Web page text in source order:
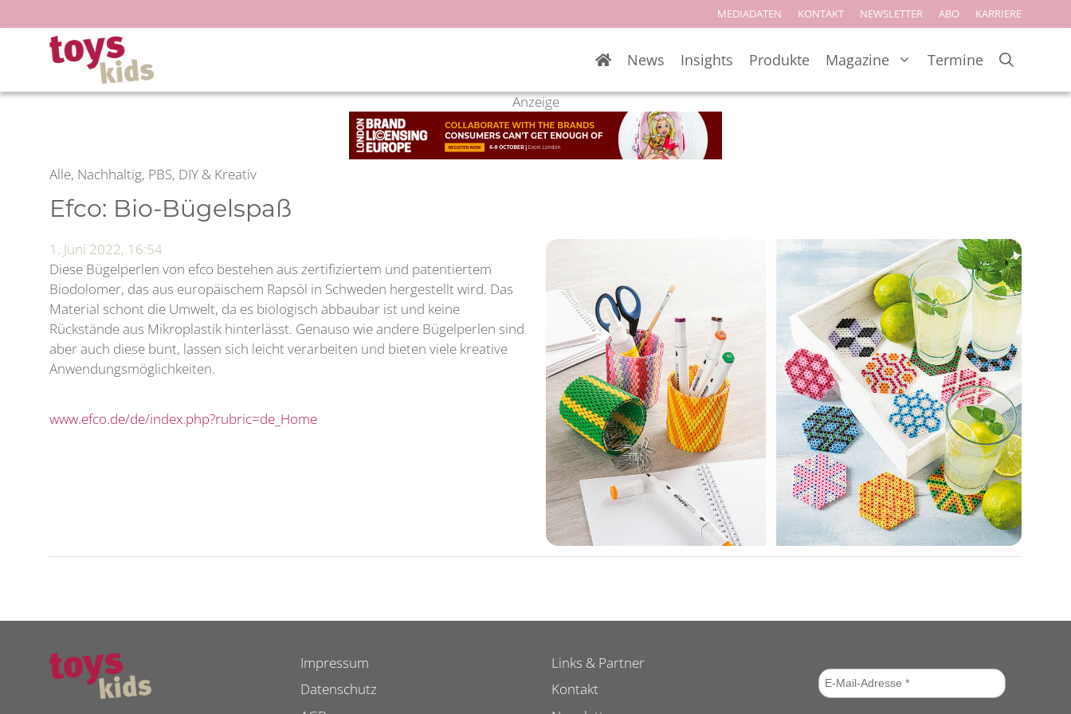
Inhalt
springen
MEDIADATEN KONTAKT NEWSLETTER ABO KARRIERE
News Insights Produkte Magazine Termine
Anzeige
Alle, Nachhaltig, PBS, DIY & Kreativ
Efco: Bio-Bügelspaß
1. Juni 2022, 16:54
Diese Bügelperlen von efco bestehen aus zertifiziertem und patentiertem
Biodolomer, das aus europäischem Rapsöl in Schweden hergestellt wird. Das
Material schont die Umwelt, da es biologisch abbaubar ist und keine
Rückstände aus ­Mikroplastik hinterlässt. Genauso wie andere Bügelperlen sind
aber auch diese bunt, lassen sich leicht verarbeiten und bieten viele kreative
Anwendungsmöglichkeiten.
www.efco.de/de/index.php?rubric=de_Home
Impressum
Datenschutz
Links & Partner
Kontakt